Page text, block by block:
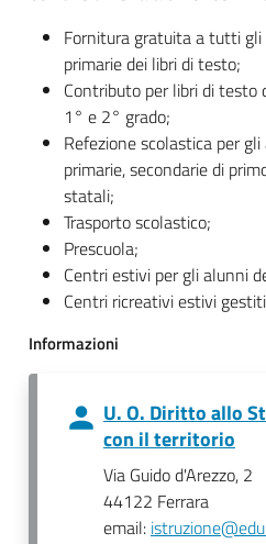
Fornitura gratuita a tutti
primarie dei libri di testo;
Contributo per libri di testo
1° e 2° grado;
Refezione scolastica per
primarie, secondarie di
statali;
Trasporto scolastico;
Prescuola;
Centri estivi per gli alunni
Centri ricreativi estivi
Informazioni
U. O. Diritto allo
con il territorio
Via Guido d'Arezzo, 2
44122 Ferrara
email: